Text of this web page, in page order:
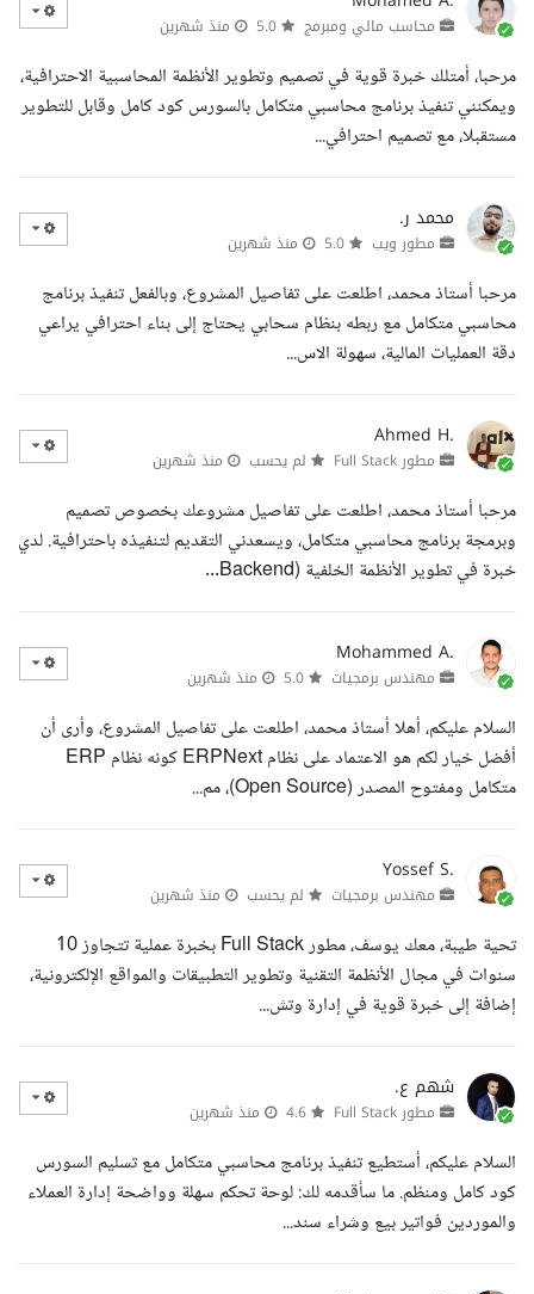
محاسب مالي ومبرمج منذ شهرين
مرحبا، أمتلك خبرة قوية في تصميم وتطوير الأنظمة المحاسبية الاحترافية،
ويمكنني تنفيذ برنامج محاسبي متكامل بالسورس كود كامل وقابل للتطوير
مستقبلا، مع تصميم احترافي...
محمد ر.
مطور ويب منذ شهرين
مرحبا أستاذ محمد، اطلعت على تفاصيل المشروع، وبالفعل تنفيذ برنامج
محاسبي متكامل مع ربطه بنظام سحابي يحتاج إلى بناء احترافي يراعي
دقة العمليات المالية، سهولة الاس...
Ahmed H.
مطور Full Stack لم يحسب منذ شهرين
مرحبا أستاذ محمد، اطلعت على تفاصيل مشروعك بخصوص تصميم
وبرمجة برنامج محاسبي متكامل، ويسعدني التقديم لتنفيذه باحترافية. لدي
خبرة في تطوير الأنظمة الخلفية (Backend...
Mohammed A.
مهندس برمجيات منذ شهرين
السلام عليكم، أهلا أستاذ محمد، اطلعت على تفاصيل المشروع، وأرى أن
أفضل خيار لكم هو الاعتماد على نظام ERPNext كونه نظام ERP
متكامل ومفتوح المصدر (Open Source)، مم...
Yossef S.
مهندس برمجيات لم يحسب منذ شهرين
تحية طيبة، معك يوسف، مطور Full Stack بخبرة عملية تتجاوز 10
سنوات في مجال الأنظمة التقنية وتطوير التطبيقات والمواقع الإلكترونية،
إضافة إلى خبرة قوية في إدارة وتش...
شهم ع.
مطور Full Stack منذ شهرين
السلام عليكم، أستطيع تنفيذ برنامج محاسبي متكامل مع تسليم السورس
كود كامل ومنظم. ما سأقدمه لك: لوحة تحكم سهلة وواضحة إدارة العملاء
والموردين فواتير بيع وشراء سند...